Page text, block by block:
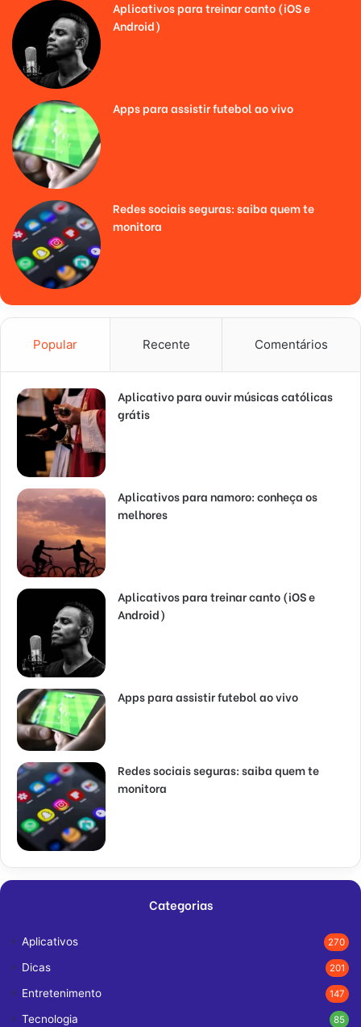
Aplicativos para treinar canto (iOS e
Android)
Apps para assistir futebol ao vivo
Redes sociais seguras: saiba quem te
monitora
Popular Recente Comentários
Aplicativo para ouvir músicas católicas
grátis
Aplicativos para namoro: conheça os
melhores
Aplicativos para treinar canto (iOS e
Android)
Apps para assistir futebol ao vivo
Redes sociais seguras: saiba quem te
monitora
Categorias
Aplicativos 270
Dicas 201
Entretenimento 147
Tecnologia 85